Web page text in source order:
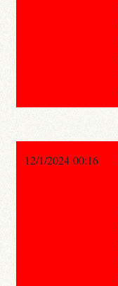
12/1/2024 00:16